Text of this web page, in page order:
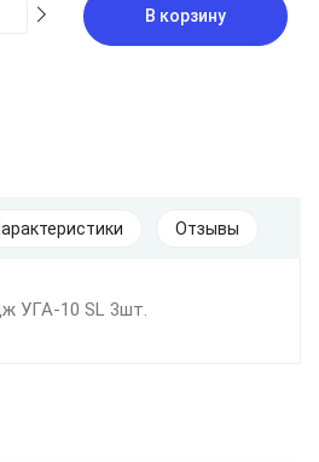
В корзину
Отзывы
УГА-10 SL 3шт.